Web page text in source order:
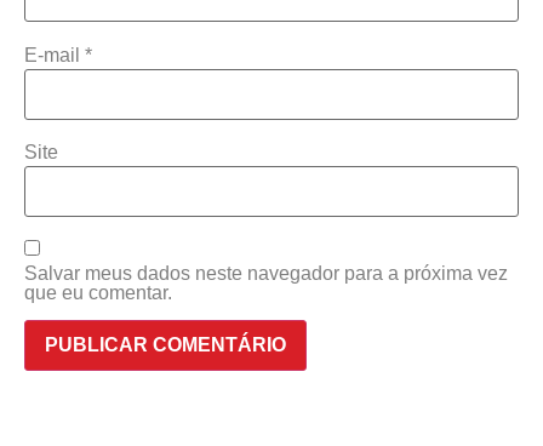
E-mail *
Site
Salvar meus dados neste navegador para a próxima vez
que eu comentar.